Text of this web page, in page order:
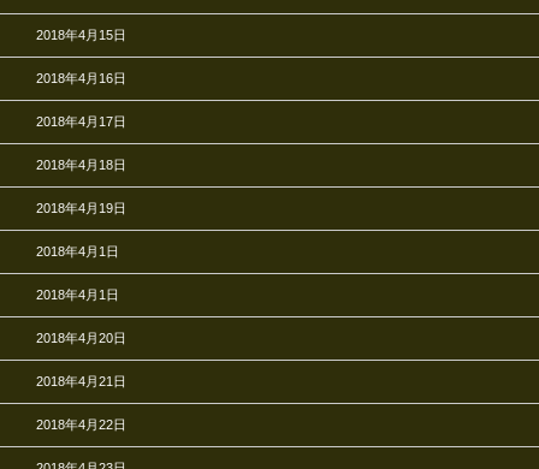
2018年4月15日
2018年4月16日
2018年4月17日
2018年4月18日
2018年4月19日
2018年4月1日
2018年4月1日
2018年4月20日
2018年4月21日
2018年4月22日